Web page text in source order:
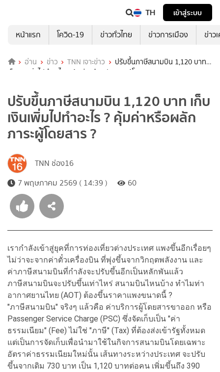
TH
เข้าสู่ระบบ
หน้าแรก
โควิด-19 ข่าวทั่วไทย ข่าวการเมือง ข่าว
อ่าน ข่าว TNN เจาะข่าว
ปรับขึ้นภาษีสนามบิน 1,120 บาท
เก็บเงินเพิ่มไปทำอะไร ? คุ้มค่าหรือผลักภาระผู้โดยสาร ?
ปรับขึ้นภาษีสนามบิน 1,120 บาท เก็บ
เงินเพิ่มไปทำอะไร ? คุ้มค่าหรือผลัก
ภาระผู้โดยสาร ?
TNN ช่อง16
7 พฤษภาคม 2569 ( 14:39 )
60
เรากำลังเข้าสู่ยุคที่การท่องเที่ยวต่างประเทศ แพงขึ้นอีกเรื่อยๆ
ไม่ว่าจะจากค่าตั๋วเครื่องบิน ที่พุ่งขึ้นจากวิกฤตพลังงาน และ
ค่าภาษีสนามบินที่กำลังจะปรับขึ้นอีกเป็นหลักพันแล้ว
ภาษีสนามบินจะปรับขึ้นเท่าไหร่ สนามบินไหนบ้าง ทำไมท่า
อากาศยานไทย (AOT) ต้องขึ้นราคาแพงขนาดนี้ ?
"ภาษีสนามบิน" จริงๆ แล้วคือ ค่าบริการผู้โดยสารขาออก หรือ
Passenger Service Charge (PSC) ซึ่งจัดเก็บเป็น "ค่า
ธรรมเนียม" (Fee) ไม่ใช่ "ภาษี" (Tax) ที่ต้องส่งเข้ารัฐทั้งหมด
แต่เป็นการจัดเก็บเพื่อนำมาใช้ในกิจการสนามบินโดยเฉพาะ
อัตราค่าธรรมเนียมใหม่นั้น เส้นทางระหว่างประเทศ จะปรับ
ขึ้นจากเดิม 730 บาท เป็น 1,120 บาทต่อคน เพิ่มขึ้นถึง 390